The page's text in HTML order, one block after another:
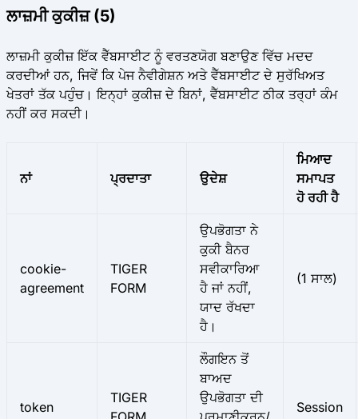
ਲਾਜ਼ਮੀ ਕੁਕੀਜ਼ (5)
ਲਾਜ਼ਮੀ ਕੁਕੀਜ਼ ਇੱਕ ਵੈੱਬਸਾਈਟ ਨੂੰ ਵਰਤਣਯੋਗ ਬਣਾਉਣ ਵਿੱਚ ਮਦਦ
ਕਰਦੀਆਂ ਹਨ, ਜਿਵੇਂ ਕਿ ਪੇਜ ਨੈਵੀਗੇਸ਼ਨ ਅਤੇ ਵੈੱਬਸਾਈਟ ਦੇ ਸੁਰੱਖਿਅਤ
ਖੇਤਰਾਂ ਤੱਕ ਪਹੁੰਚ। ਇਨ੍ਹਾਂ ਕੁਕੀਜ਼ ਦੇ ਬਿਨਾਂ, ਵੈੱਬਸਾਈਟ ਠੀਕ ਤਰ੍ਹਾਂ ਕੰਮ
ਨਹੀਂ ਕਰ ਸਕਦੀ।
ਨਾਂ ਪ੍ਰਦਾਤਾ ਉਦੇਸ਼
ਮਿਆਦ
ਸਮਾਪਤ
ਹੋ ਰਹੀ ਹੈ
cookie-
agreement
TIGER
FORM
ਉਪਭੋਗਤਾ ਨੇ
ਕੁਕੀ ਬੈਨਰ
ਸਵੀਕਾਰਿਆ
ਹੈ ਜਾਂ ਨਹੀਂ,
ਯਾਦ ਰੱਖਦਾ
ਹੈ।
(1 ਸਾਲ)
token
TIGER
ਲੌਗਇਨ ਤੋਂ
ਬਾਅਦ
ਉਪਭੋਗਤਾ ਦੀ
Session